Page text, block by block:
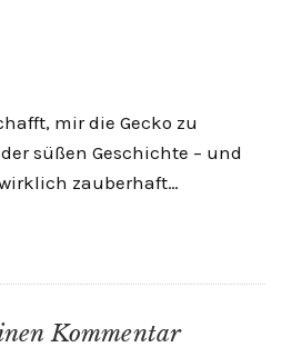
mir die Gecko zu
süßen Geschichte – und
zauberhaft…
Kommentar